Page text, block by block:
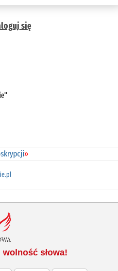
się
»
słowa!